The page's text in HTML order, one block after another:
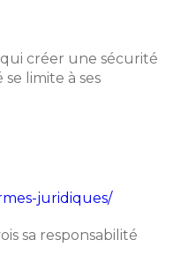
qui créer une sécurité
limite à ses
juridiques/
sa responsabilité